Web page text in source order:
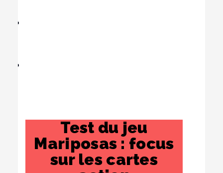
Test du jeu
Mariposas : focus
sur les cartes